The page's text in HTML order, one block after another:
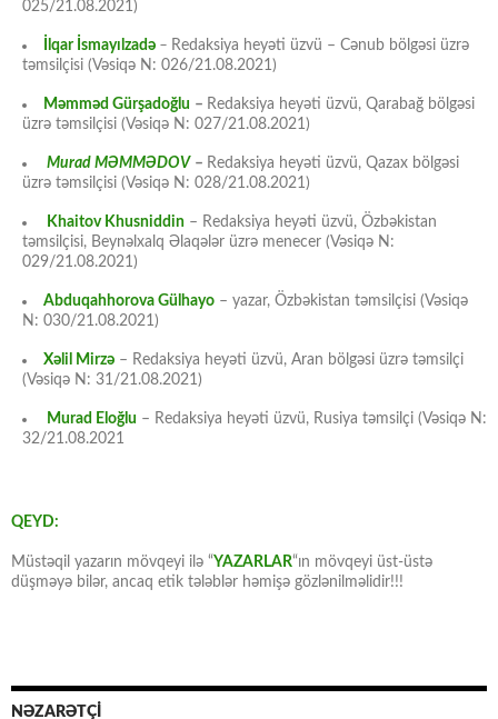
025/21.08.2021)
İlqar İsmayılzadə – Redaksiya heyəti üzvü – Cənub bölgəsi üzrə
təmsilçisi (Vəsiqə N: 026/21.08.2021)
Məmməd Gürşadoğlu – Redaksiya heyəti üzvü, Qarabağ bölgəsi
üzrə təmsilçisi (Vəsiqə N: 027/21.08.2021)
Murad MƏMMƏDOV – Redaksiya heyəti üzvü, Qazax bölgəsi
üzrə təmsilçisi (Vəsiqə N: 028/21.08.2021)
Khaitov Khusniddin – Redaksiya heyəti üzvü, Özbəkistan
təmsilçisi, Beynəlxalq Əlaqələr üzrə menecer (Vəsiqə N:
029/21.08.2021)
Abduqahhorova Gülhayo – yazar, Özbəkistan təmsilçisi (Vəsiqə
N: 030/21.08.2021)
Xəlil Mirzə – Redaksiya heyəti üzvü, Aran bölgəsi üzrə təmsilçi
(Vəsiqə N: 31/21.08.2021)
Murad Eloğlu – Redaksiya heyəti üzvü, Rusiya təmsilçi (Vəsiqə N:
32/21.08.2021
QEYD:
Müstəqil yazarın mövqeyi ilə “YAZARLAR“ın mövqeyi üst-üstə
düşməyə bilər, ancaq etik tələblər həmişə gözlənilməlidir!!!
NƏZARƏTÇİ